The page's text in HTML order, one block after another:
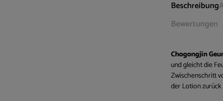
Beschreibung
Bewertungen
Chogongjin
und gleicht die
Zwischenschritt
der Lotion